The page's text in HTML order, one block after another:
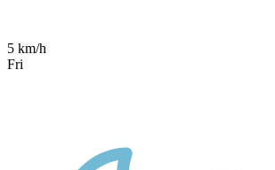
5 km/h
Fri